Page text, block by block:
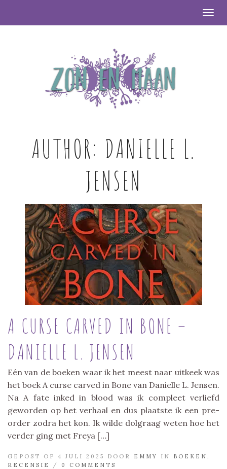
AUTHOR: DANIELLE L.
JENSEN
A CURSE CARVED IN BONE –
DANIELLE L. JENSEN
Eén van de boeken waar ik het meest naar uitkeek was
het boek A curse carved in Bone van Danielle L. Jensen.
Na A fate inked in blood was ik compleet verliefd
geworden op het verhaal en dus plaatste ik een pre-
order zodra het kon. Ik wilde dolgraag weten hoe het
verder ging met Freya […]
GEPOST OP 4 JULI 2025 DOOR EMMY IN BOEKEN
RECENSIE
/ 0 COMMENTS